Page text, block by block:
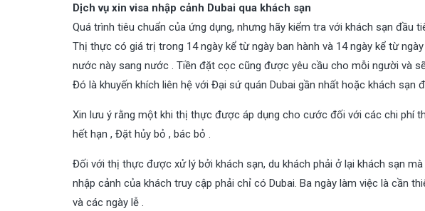
Dịch vụ xin visa nhập cảnh Dubai qua khách sạn
Quá trình tiêu chuẩn của ứng dụng, nhưng hãy kiểm tra với khách sạn đầu
Thị thực có giá trị trong 14 ngày kể từ ngày ban hành và 14 ngày kể từ
nước này sang nước . Tiền đặt cọc cũng được yêu cầu cho mỗi người và
Đó là khuyến khích liên hệ với Đại sứ quán Dubai gần nhất hoặc khách sạn
Xin lưu ý rằng một khi thị thực được áp dụng cho cước đối với các chi phí
hết hạn , Đặt hủy bỏ , bác bỏ .
Đối với thị thực được xử lý bởi khách sạn, du khách phải ở lại khách sạn
nhập cảnh của khách truy cập phải chỉ có Dubai. Ba ngày làm việc là cần
và các ngày lễ .